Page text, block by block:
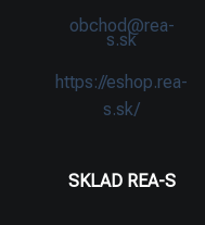
obchod@rea-
s.sk
https://eshop.rea-
s.sk/
SKLAD REA-S